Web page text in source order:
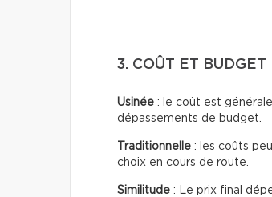
3. COÛT ET BUDGET
Usinée : le coût est
dépassements de budget.
Traditionnelle : les coûts
choix en cours de route.
Similitude : Le prix final